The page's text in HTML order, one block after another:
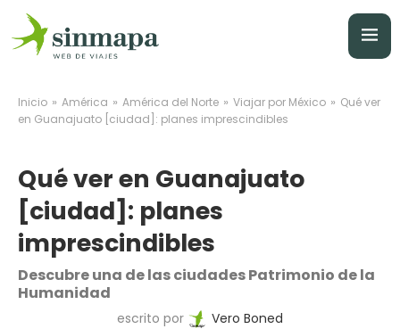
Inicio » América » América del Norte » Viajar por México » Qué ver
en Guanajuato [ciudad]: planes imprescindibles
Qué ver en Guanajuato
[ciudad]: planes
imprescindibles
Descubre una de las ciudades Patrimonio de la
Humanidad
escrito por Vero Boned